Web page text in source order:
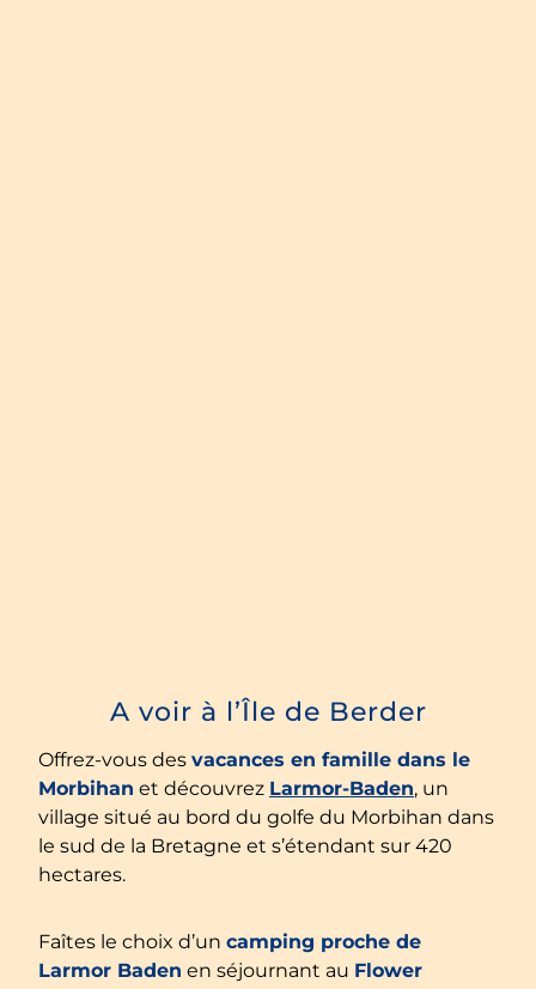
A voir à l’Île de Berder
Offrez-vous des vacances en famille dans le
Morbihan et découvrez Larmor-Baden, un
village situé au bord du golfe du Morbihan dans
le sud de la Bretagne et s’étendant sur 420
hectares.
Faîtes le choix d’un camping proche de
Larmor Baden en séjournant au Flower